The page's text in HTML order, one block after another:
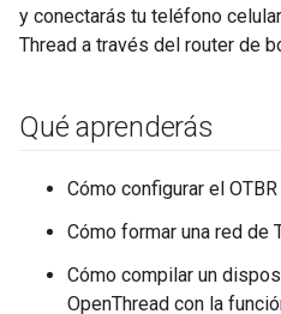
y conectarás tu teléfono
Thread a través del router de
Qué aprenderás
Cómo configurar el OTBR
Cómo formar una red de
Cómo compilar un
OpenThread con la